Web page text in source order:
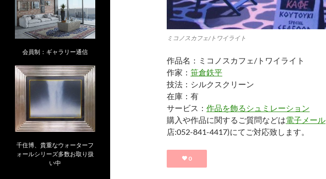
ミコノスカフェ/トワイライト
作品名：ミコノスカフェ/トワイライト
作家： 笹倉鉄平
技法：シルクスクリーン
在庫：有
サービス： 作品を飾るシュミレーション
購入や作品に関するご質問などは電子メール
店:052-841-4417)にてご対応致します。
0
会員制：ギャラリー通信
千住博、貴重なウォーターフ
ォールシリーズ多数お取り扱
い中